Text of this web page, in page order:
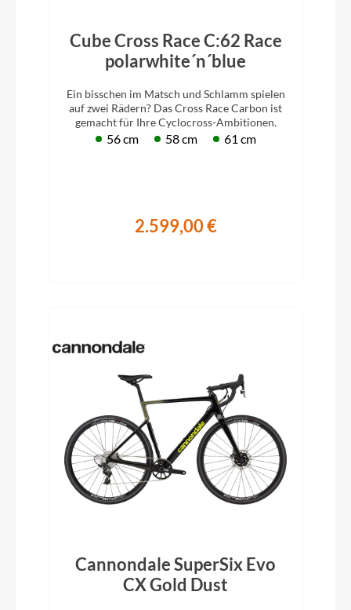
Cube Cross Race C:62 Race
polarwhite´n´blue
Ein bisschen im Matsch und Schlamm spielen
auf zwei Rädern? Das Cross Race Carbon ist
gemacht für Ihre Cyclocross-Ambitionen.
56 cm 58 cm 61 cm
2.599,00 €
Cannondale SuperSix Evo
CX Gold Dust